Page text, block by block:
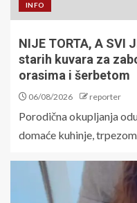
INFO
NIJE TORTA, A SVI
starih kuvara za
orasima i šerbetom
06/08/2026 reporter
Porodična okupljanja
domaće kuhinje,